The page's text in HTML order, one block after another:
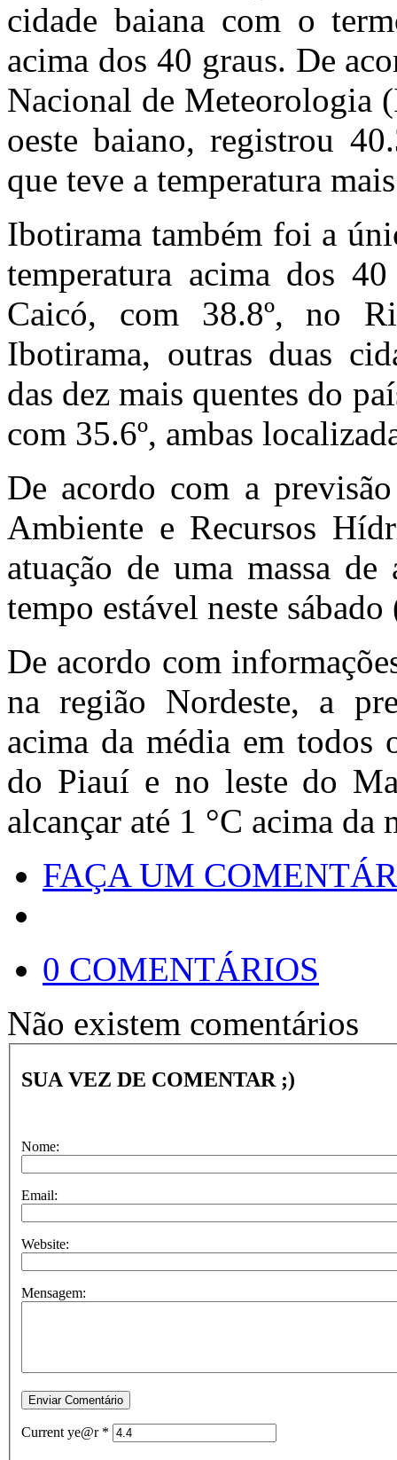
cidade baiana com o
acima dos 40 graus. De
Nacional de Meteorologia
oeste baiano, registrou
que teve a temperatura
Ibotirama também foi a
temperatura acima dos
Caicó, com 38.8º, no
Ibotirama, outras duas
das dez mais quentes do
com 35.6º, ambas
De acordo com a
Ambiente e Recursos
atuação de uma massa
tempo estável neste
De acordo com
na região Nordeste, a
acima da média em todos
do Piauí e no leste do
alcançar até 1 °C acima
FAÇA UM
0 COMENTÁRIOS
Não existem comentários
SUA VEZ DE COMENTAR ;)
Nome:
Email:
Website:
Mensagem:
Current ye@r *